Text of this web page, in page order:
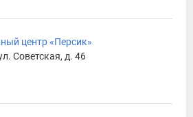
центр «Персик»
Советская, д. 46